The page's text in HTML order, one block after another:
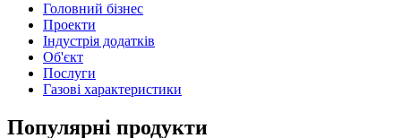
Головний бізнес
Проекти
Індустрія додатків
Об'єкт
Послуги
Газові характеристики
Популярні продукти